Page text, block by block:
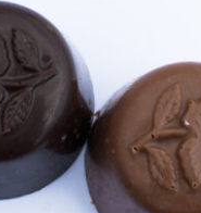
DÉTAILS